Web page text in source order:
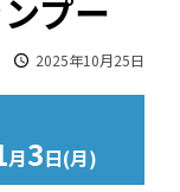
プー
2025年10月25日
月3日(月)